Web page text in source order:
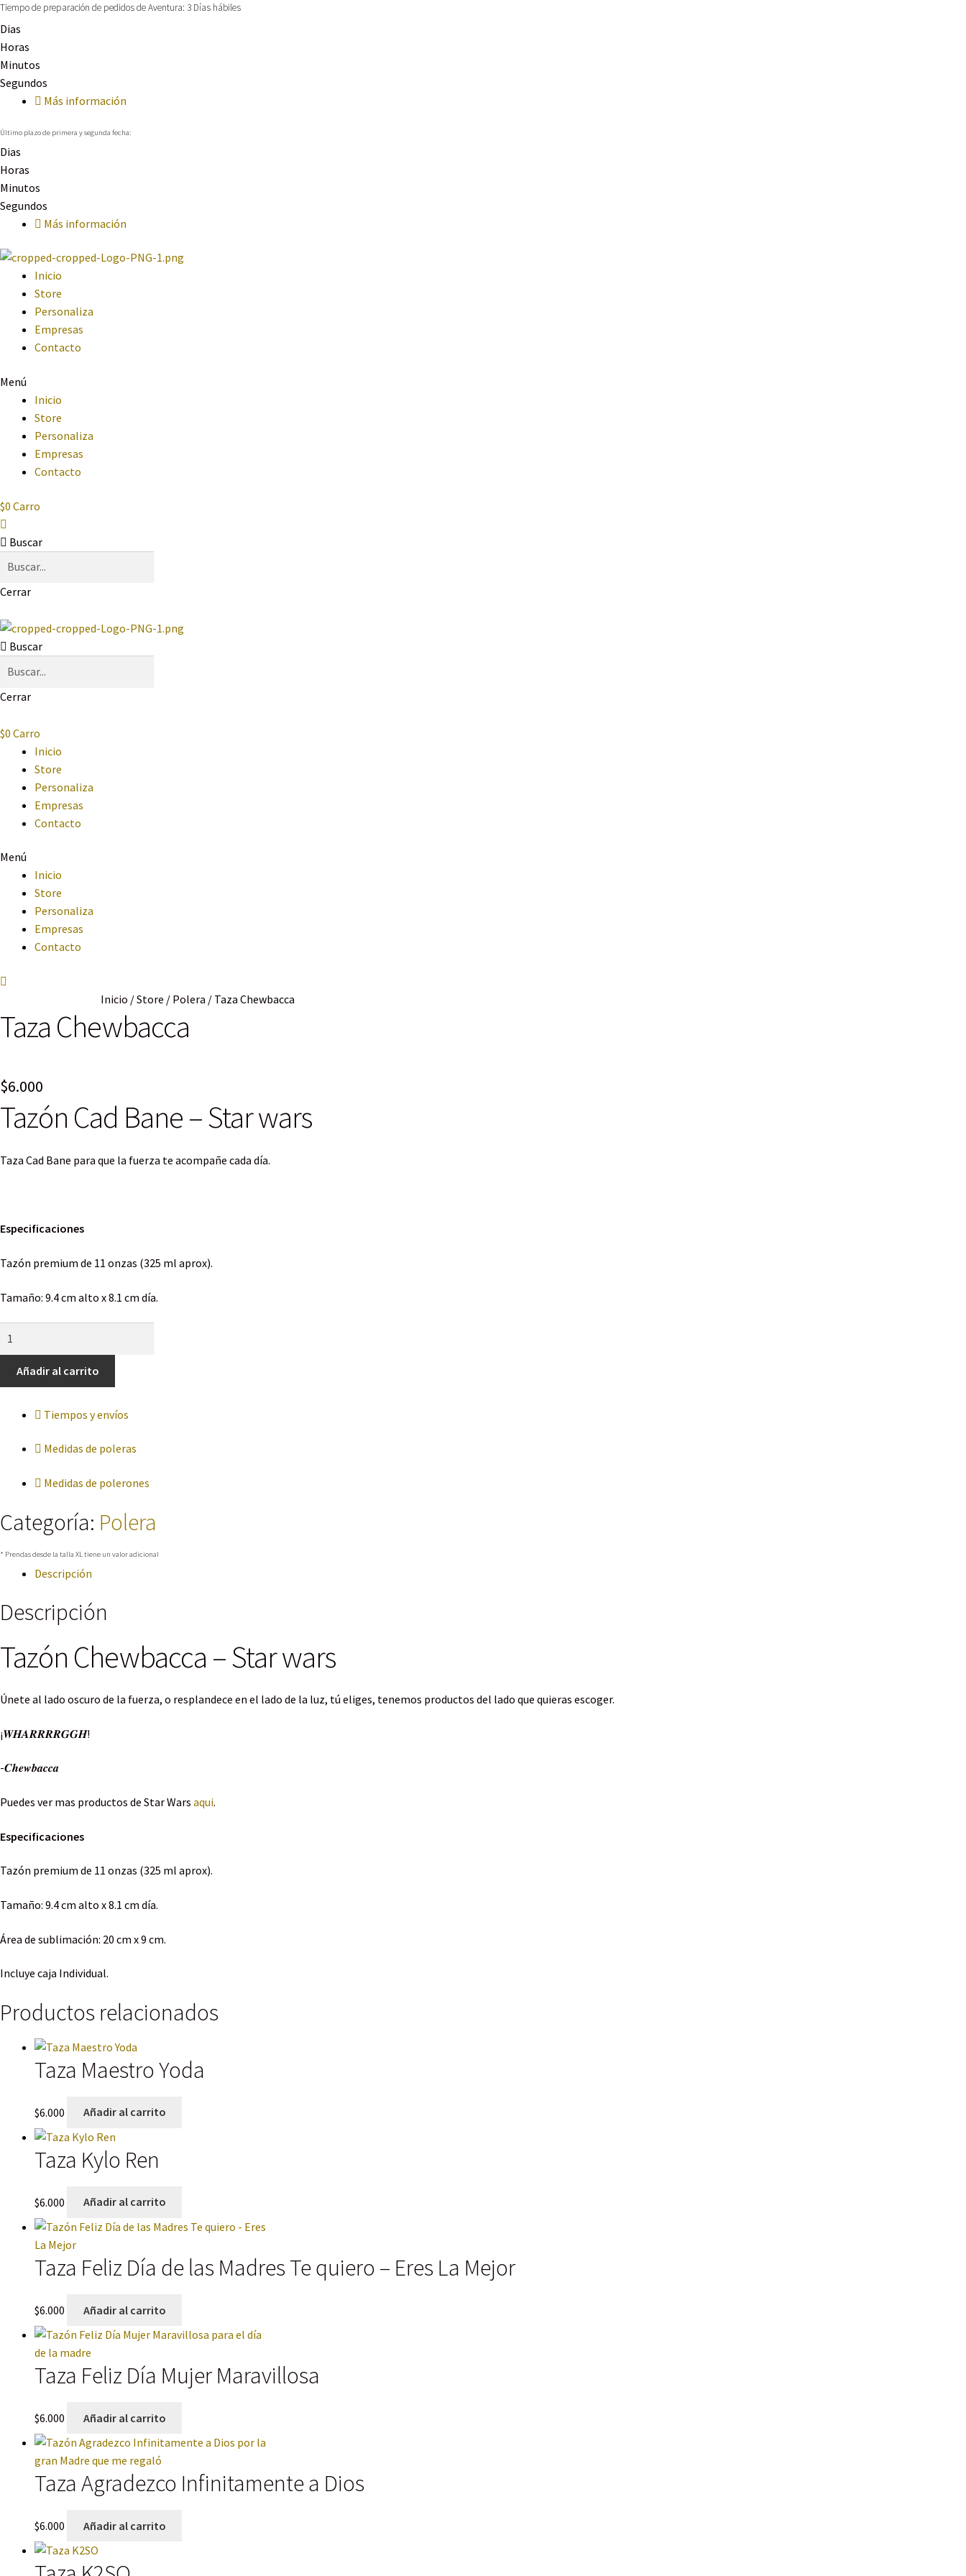
Tiempo de preparación de pedidos de Aventura: 3 Días hábiles
Dias
Horas
Minutos
Segundos
Más información
Último plazo de primera y segunda fecha:
Dias
Horas
Minutos
Segundos
Más información
Inicio
Store
Personaliza
Empresas
Contacto
Menú
Inicio
Store
Personaliza
Empresas
Contacto
$0 Carro
Buscar
Cerrar
Buscar
Cerrar
$0 Carro
Inicio
Store
Personaliza
Empresas
Contacto
Menú
Inicio
Store
Personaliza
Empresas
Contacto
Inicio /Store / Polera / Taza Chewbacca
Taza Chewbacca
$6.000
Tazón Cad Bane – Star wars
Taza Cad Bane para que la fuerza te acompañe cada día.
Especificaciones
Tazón premium de 11 onzas (325 ml aprox).
Tamaño: 9.4 cm alto x 8.1 cm día.
cantidad
Añadir al carrito
Tiempos y envíos
Medidas de poleras
Medidas de polerones
Categoría: Polera
* Prendas desde la talla XL tiene un valor adicional
Descripción
Descripción
Tazón Chewbacca – Star wars
Únete al lado oscuro de la fuerza, o resplandece en el lado de la luz, tú eliges, tenemos productos del lado que quieras escoger.
¡𝑾𝑯𝑨𝑹𝑹𝑹𝑹𝑮𝑮𝑯!
-𝑪𝒉𝒆𝒘𝒃𝒂𝒄𝒄𝒂
Puedes ver mas productos de Star Wars aqui.
Especificaciones
Tazón premium de 11 onzas (325 ml aprox).
Tamaño: 9.4 cm alto x 8.1 cm día.
Área de sublimación: 20 cm x 9 cm.
Incluye caja Individual.
Productos relacionados
Taza Maestro Yoda
$6.000 Añadir al carrito
Taza Kylo Ren
$6.000 Añadir al carrito
Taza Feliz Día de las Madres Te quiero – Eres La Mejor
$6.000 Añadir al carrito
Taza Feliz Día Mujer Maravillosa
$6.000 Añadir al carrito
Taza Agradezco Infinitamente a Dios
$6.000 Añadir al carrito